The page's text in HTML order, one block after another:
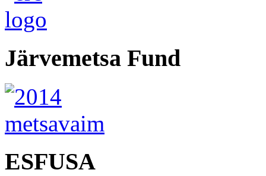
Järvemetsa Fund
ESFUSA